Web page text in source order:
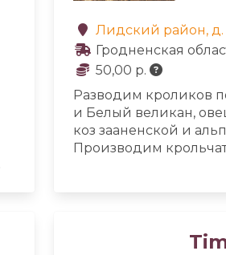
Лидский район,
Гродненская
50,00 р.
Разводим кроликов
и Белый великан,
коз зааненской и
Производим